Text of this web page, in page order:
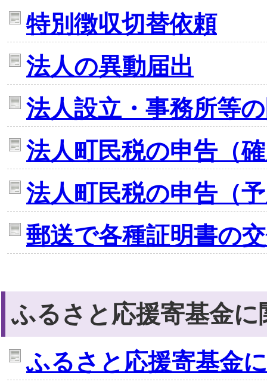
特別徴収切替依頼
法人の異動届出
法人設立・事務所等
法人町民税の申告（
法人町民税の申告（
郵送で各種証明書の
ふるさと応援寄基金に
ふるさと応援寄基金